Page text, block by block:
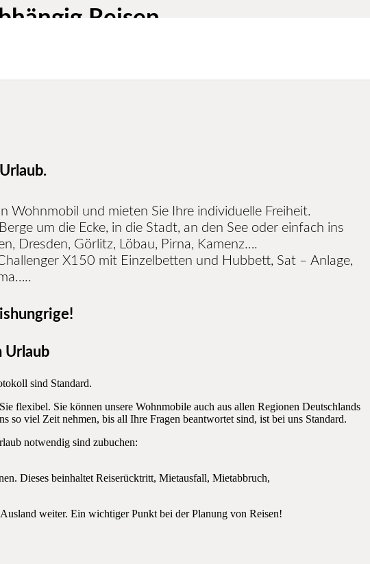
Reisen
Wohnmobil und mieten Sie Ihre individuelle Freiheit.
um die Ecke, in die Stadt, an den See oder einfach ins
Dresden, Görlitz, Löbau, Pirna, Kamenz….
X150 mit Einzelbetten und Hubbett, Sat – Anlage,
Urlaub
sind Standard.
flexibel. Sie können unsere Wohnmobile auch aus allen Regionen Deutschlands
viel Zeit nehmen, bis all Ihre Fragen beantwortet sind, ist bei uns Standard.
notwendig sind zubuchen:
Dieses beinhaltet Reiserücktritt, Mietausfall, Mietabbruch,
weiter. Ein wichtiger Punkt bei der Planung von Reisen!